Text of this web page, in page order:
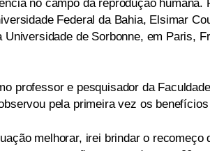
no campo da reprodução humana.
Federal da Bahia, Elsimar
Universidade de Sorbonne, em Paris,
professor e pesquisador da
pela primeira vez os
melhorar, irei brindar o